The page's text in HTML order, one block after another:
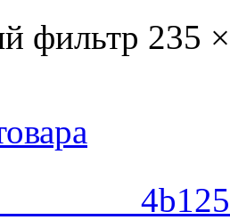
фильтр 235